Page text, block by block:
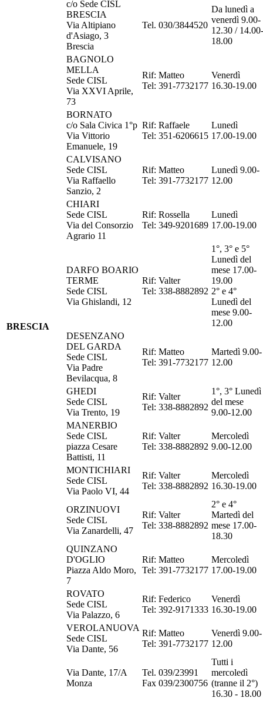
BRESCIA
c/o Sede CISL
BRESCIA
Via Altipiano
d'Asiago, 3
Brescia
Tel. 030/3844520
Da lunedì a
venerdì 9.00-
12.30 / 14.00-
18.00
BAGNOLO
MELLA
Sede CISL
Via XXVI Aprile,
73
Rif: Matteo
Tel: 391-7732177
Venerdì
16.30-19.00
BORNATO
c/o Sala Civica 1°p
Via Vittorio
Emanuele, 19
Rif: Raffaele
Tel: 351-6206615
Lunedì
17.00-19.00
CALVISANO
Sede CISL
Via Raffaello
Sanzio, 2
Rif: Matteo
Tel: 391-7732177
Lunedì 9.00-
12.00
CHIARI
Sede CISL
Via del Consorzio
Agrario 11
Rif: Rossella
Tel: 349-9201689
Lunedì
17.00-19.00
DARFO BOARIO
TERME
Sede CISL
Via Ghislandi, 12
Rif: Valter
Tel: 338-8882892
1°, 3° e 5°
Lunedì del
mese 17.00-
19.00
2° e 4°
Lunedì del
mese 9.00-
12.00
DESENZANO
DEL GARDA
Sede CISL
Via Padre
Bevilacqua, 8
Rif: Matteo
Tel: 391-7732177
Martedì 9.00-
12.00
GHEDI
Sede CISL
Via Trento, 19
Rif: Valter
Tel: 338-8882892
1°, 3° Lunedì
del mese
9.00-12.00
MANERBIO
Sede CISL
piazza Cesare
Battisti, 11
Rif: Valter
Tel: 338-8882892
Mercoledì
9.00-12.00
MONTICHIARI
Sede CISL
Via Paolo VI, 44
Rif: Valter
Tel: 338-8882892
Mercoledì
16.30-19.00
ORZINUOVI
Sede CISL
Via Zanardelli, 47
Rif: Valter
Tel: 338-8882892
2° e 4°
Martedì del
mese 17.00-
18.30
QUINZANO
D'OGLIO
Piazza Aldo Moro,
7
Rif: Matteo
Tel: 391-7732177
Mercoledì
17.00-19.00
ROVATO
Sede CISL
Via Palazzo, 6
Rif: Federico
Tel: 392-9171333
Venerdì
16.30-19.00
VEROLANUOVA
Sede CISL
Via Dante, 56
Rif: Matteo
Tel: 391-7732177
Venerdì 9.00-
12.00
Via Dante, 17/A
Monza
Tel. 039/23991
Fax 039/2300756
Tutti i
mercoledì
(tranne il 2°)
16.30 - 18.00